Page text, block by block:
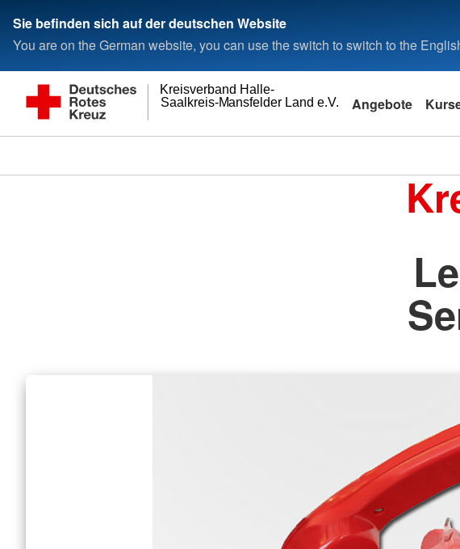
Sie befinden sich auf der deutschen Website
You are on the German website, you can use the switch to switch to the
Saalkreis-Mansfelder Land e.V.
Kreisverband Halle-
Angebote